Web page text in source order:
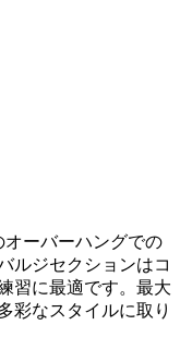
オーバーハングでの
ルジセクションはコ
習に最適です。最大
彩なスタイルに取り